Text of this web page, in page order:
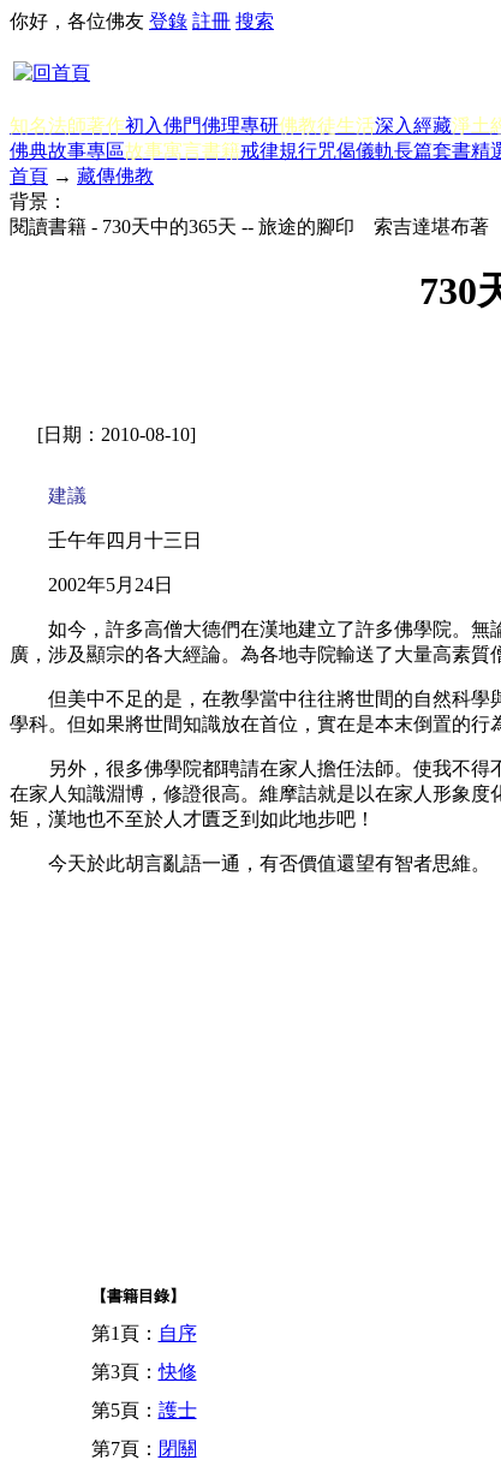
你好，各位佛友 登錄 註冊 搜索
知名法師著作初入佛門佛理專研佛教徒生活深入經藏淨土
佛典故事專區故事寓言書籍戒律規行咒偈儀軌長篇套書精
首頁 → 藏傳佛教
背景：
閱讀書籍 - 730天中的365天 -- 旅途的腳印 索吉達堪布著
730
[日期：2010-08-10]
建議
壬午年四月十三日
2002年5月24日
如今，許多高僧大德們在漢地建立了許多佛學院。無
廣，涉及顯宗的各大經論。為各地寺院輸送了大量高素質
但美中不足的是，在教學當中往往將世間的自然科學
學科。但如果將世間知識放在首位，實在是本末倒置的
另外，很多佛學院都聘請在家人擔任法師。使我不得
在家人知識淵博，修證很高。維摩詰就是以在家人形象
矩，漢地也不至於人才匱乏到如此地步吧！
今天於此胡言亂語一通，有否價值還望有智者思維。
【書籍目錄】
第1頁： 自序
第3頁：快修
第5頁： 護士
第7頁： 閉關